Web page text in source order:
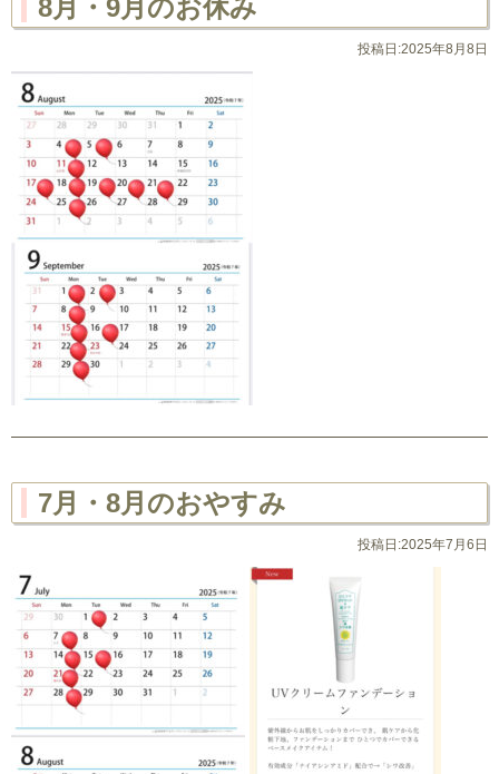
8月・9月のお休み
投稿日:2025年8月8日
7月・8月のおやすみ
投稿日:2025年7月6日